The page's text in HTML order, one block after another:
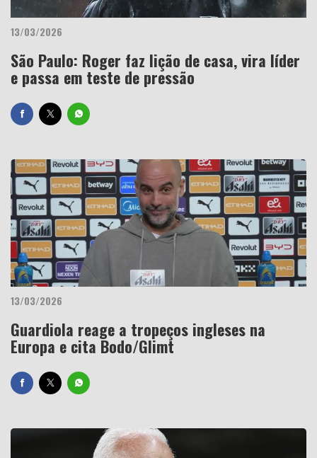
13/03/2026
São Paulo: Roger faz lição de casa, vira líder
e passa em teste de pressão
13/03/2026
Guardiola reage a tropeços ingleses na
Europa e cita Bodo/Glimt